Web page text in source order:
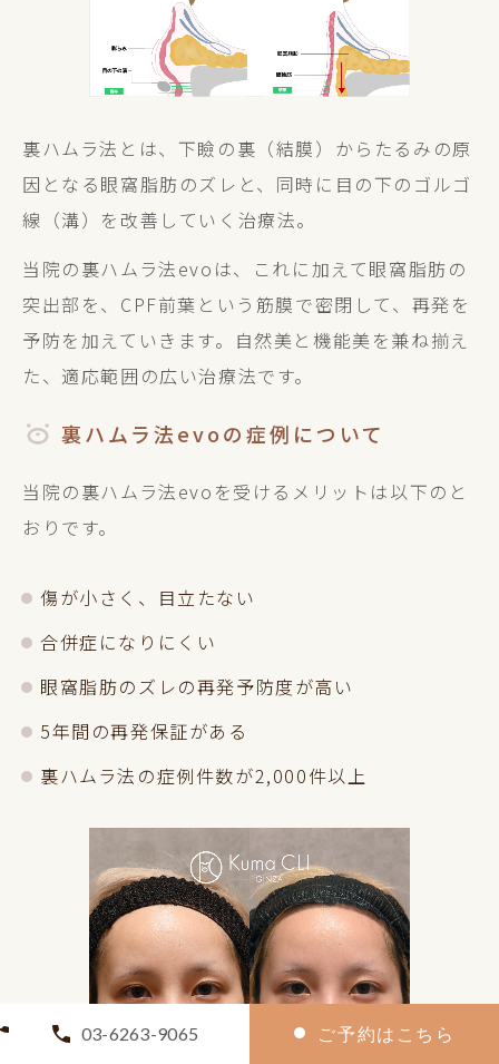
03-6263-9065 ご予約はこちら
裏ハムラ法とは、下瞼の裏（結膜）からたるみの原
因となる眼窩脂肪のズレと、同時に目の下のゴルゴ
線（溝）を改善していく治療法。
当院の裏ハムラ法evoは、これに加えて眼窩脂肪の
突出部を、CPF前葉という筋膜で密閉して、再発を
予防を加えていきます。自然美と機能美を兼ね揃え
た、適応範囲の広い治療法です。
裏ハムラ法evoの症例について
当院の裏ハムラ法evoを受けるメリットは以下のと
おりです。
傷が小さく、目立たない
合併症になりにくい
眼窩脂肪のズレの再発予防度が高い
5年間の再発保証がある
裏ハムラ法の症例件数が2,000件以上